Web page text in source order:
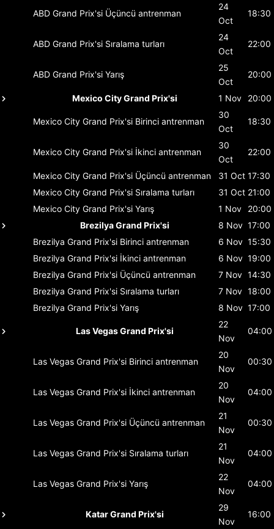
ABD Grand Prix'si Üçüncü antrenman
24
Oct
18:30
ABD Grand Prix'si Sıralama turları
24
Oct
22:00
ABD Grand Prix'si Yarış
25
Oct
20:00
Mexico City Grand Prix'si 1 Nov 20:00
Mexico City Grand Prix'si Birinci antrenman
30
Oct
18:30
Mexico City Grand Prix'si İkinci antrenman
30
Oct
22:00
Mexico City Grand Prix'si Üçüncü antrenman 31 Oct 17:30
Mexico City Grand Prix'si Sıralama turları 31 Oct 21:00
Mexico City Grand Prix'si Yarış 1 Nov
20:00
Brezilya Grand Prix'si
8 Nov 17:00
Brezilya Grand Prix'si Birinci antrenman 6 Nov 15:30
Brezilya Grand Prix'si İkinci antrenman 6 Nov 19:00
Brezilya Grand Prix'si Üçüncü antrenman 7 Nov 14:30
Brezilya Grand Prix'si Sıralama turları 7 Nov 18:00
Brezilya Grand Prix'si Yarış 8 Nov 17:00
Las Vegas Grand Prix'si
22
Nov
04:00
Las Vegas Grand Prix'si Birinci antrenman
20
Nov
00:30
Las Vegas Grand Prix'si İkinci antrenman
20
Nov
04:00
Las Vegas Grand Prix'si Üçüncü antrenman
21
Nov
00:30
Las Vegas Grand Prix'si Sıralama turları
21
Nov
04:00
Las Vegas Grand Prix'si Yarış
22
Nov
04:00
Katar Grand Prix'si
29
Nov
16:00